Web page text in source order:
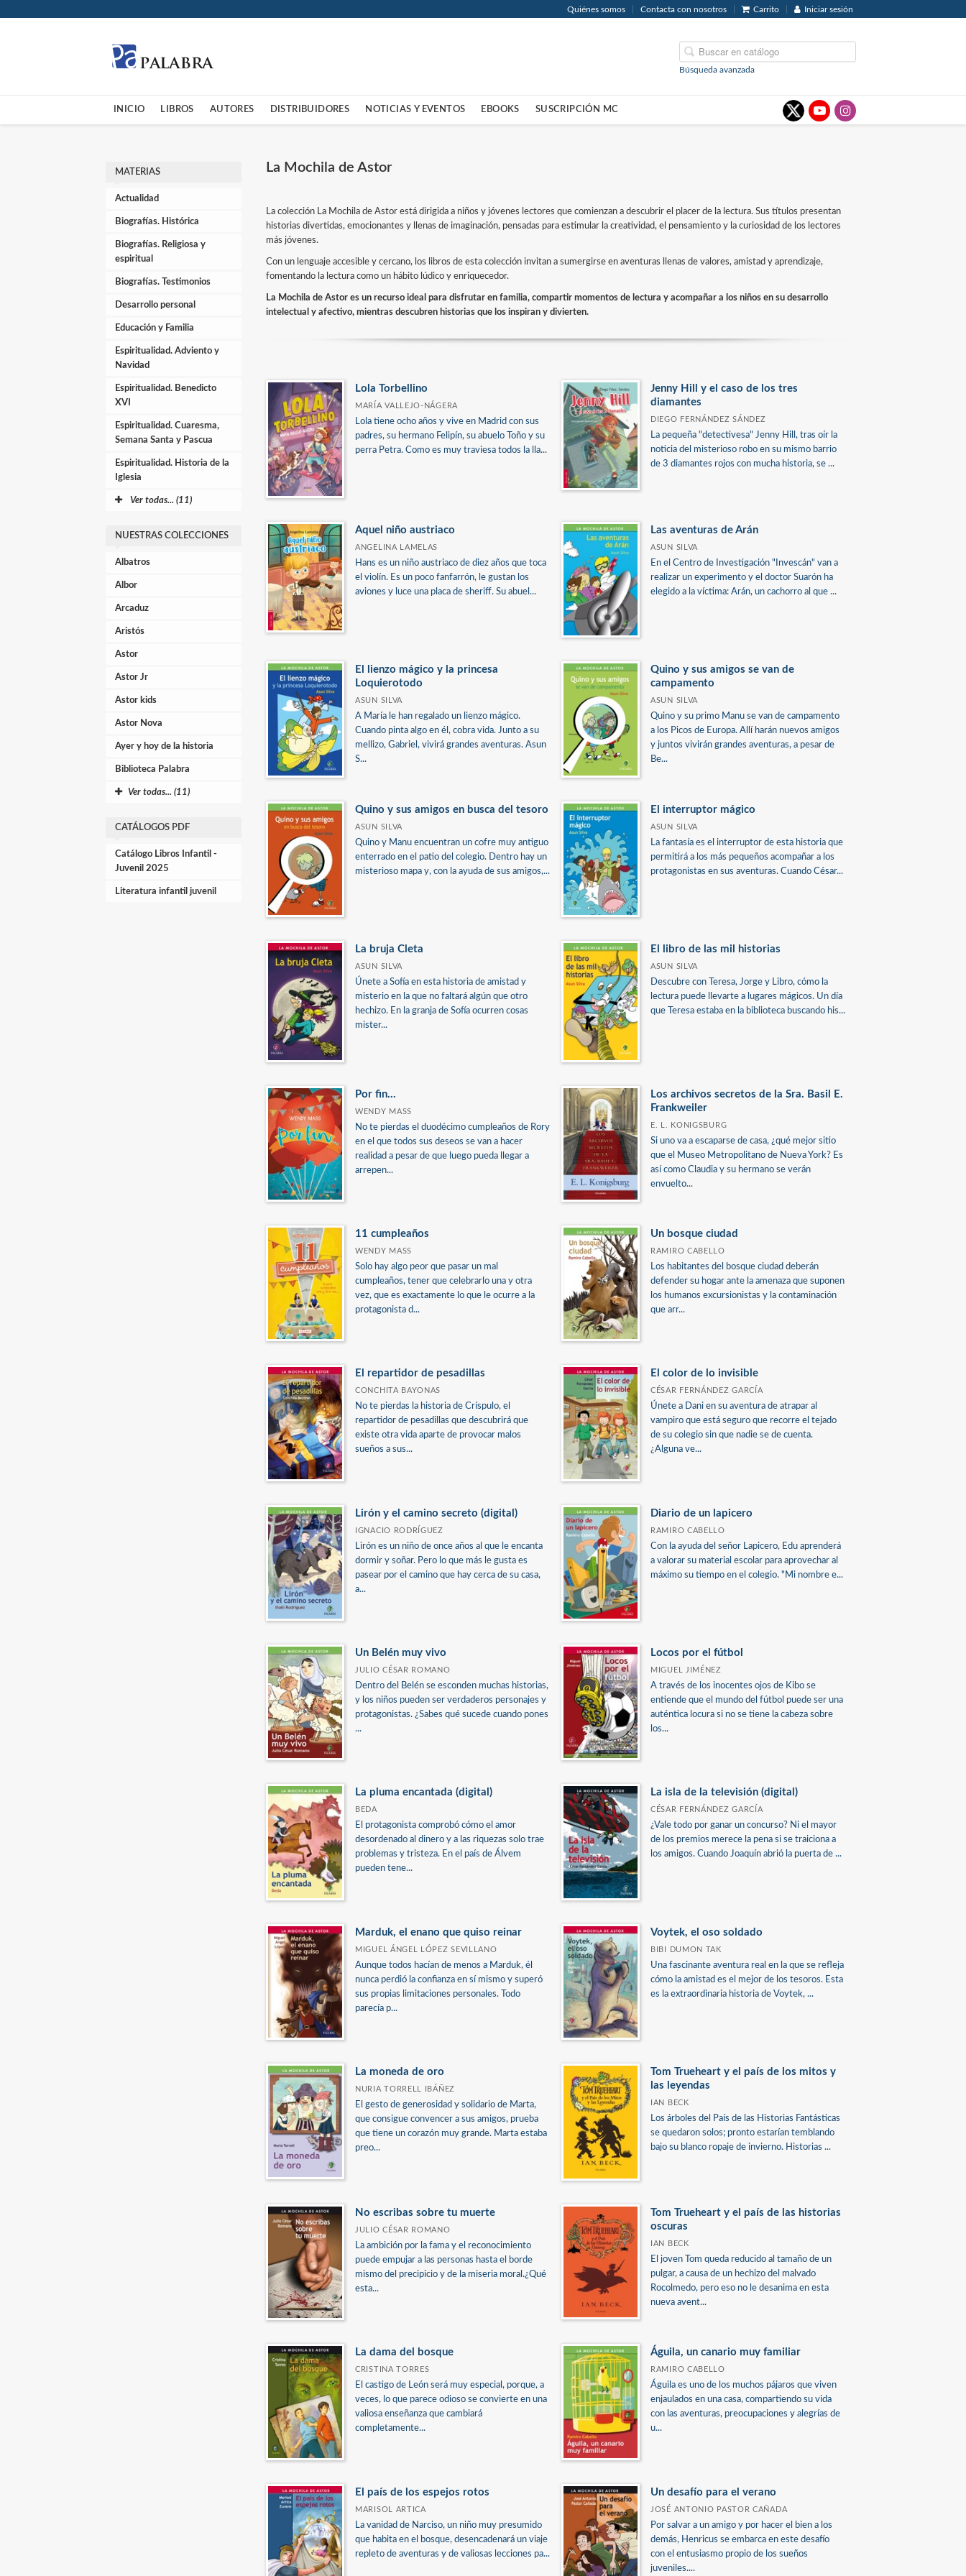
Quiénes somos Contacta con nosotros Carrito Iniciar sesión
Búsqueda avanzada
INICIO LIBROS AUTORES DISTRIBUIDORES NOTICIAS Y EVENTOS EBOOKS SUSCRIPCIÓN MC
MATERIAS
Actualidad
Biografías. Histórica
Biografías. Religiosa y
espiritual
Biografías. Testimonios
Desarrollo personal
Educación y Familia
Espiritualidad. Adviento y
Navidad
Espiritualidad. Benedicto
XVI
Espiritualidad. Cuaresma,
Semana Santa y Pascua
Espiritualidad. Historia de la
Iglesia
Ver todas... (11)
NUESTRAS COLECCIONES
Albatros
Albor
Arcaduz
Aristós
Astor
Astor Jr
Astor kids
Astor Nova
Ayer y hoy de la historia
Biblioteca Palabra
Ver todas... (11)
CATÁLOGOS PDF
Catálogo Libros Infantil -
Juvenil 2025
Literatura infantil juvenil
La Mochila de Astor
La colección La Mochila de Astor está dirigida a niños y jóvenes lectores que comienzan a descubrir el placer de la lectura. Sus títulos presentan
historias divertidas, emocionantes y llenas de imaginación, pensadas para estimular la creatividad, el pensamiento y la curiosidad de los lectores
más jóvenes.
Con un lenguaje accesible y cercano, los libros de esta colección invitan a sumergirse en aventuras llenas de valores, amistad y aprendizaje,
fomentando la lectura como un hábito lúdico y enriquecedor.
La Mochila de Astor es un recurso ideal para disfrutar en familia, compartir momentos de lectura y acompañar a los niños en su desarrollo
intelectual y afectivo, mientras descubren historias que los inspiran y divierten.
Lola Torbellino
MARÍA VALLEJO-NÁGERA
Lola tiene ocho años y vive en Madrid con sus
padres, su hermano Felipín, su abuelo Toño y su
perra Petra. Como es muy traviesa todos la lla...
Jenny Hill y el caso de los tres
diamantes
DIEGO FERNÁNDEZ SÁNDEZ
La pequeña "detectivesa" Jenny Hill, tras oír la
noticia del misterioso robo en su mismo barrio
de 3 diamantes rojos con mucha historia, se ...
Aquel niño austriaco
ANGELINA LAMELAS
Hans es un niño austriaco de diez años que toca
el violín. Es un poco fanfarrón, le gustan los
aviones y luce una placa de sheriff. Su abuel...
Las aventuras de Arán
ASUN SILVA
En el Centro de Investigación "Invescán" van a
realizar un experimento y el doctor Suarón ha
elegido a la víctima: Arán, un cachorro al que ...
El lienzo mágico y la princesa
Loquierotodo
ASUN SILVA
A María le han regalado un lienzo mágico.
Cuando pinta algo en él, cobra vida. Junto a su
mellizo, Gabriel, vivirá grandes aventuras. Asun
S...
Quino y sus amigos se van de
campamento
ASUN SILVA
Quino y su primo Manu se van de campamento
a los Picos de Europa. Allí harán nuevos amigos
y juntos vivirán grandes aventuras, a pesar de
Be...
Quino y sus amigos en busca del tesoro
ASUN SILVA
Quino y Manu encuentran un cofre muy antiguo
enterrado en el patio del colegio. Dentro hay un
misterioso mapa y, con la ayuda de sus amigos,...
El interruptor mágico
ASUN SILVA
La fantasía es el interruptor de esta historia que
permitirá a los más pequeños acompañar a los
protagonistas en sus aventuras. Cuando César...
La bruja Cleta
ASUN SILVA
Únete a Sofía en esta historia de amistad y
misterio en la que no faltará algún que otro
hechizo. En la granja de Sofía ocurren cosas
mister...
El libro de las mil historias
ASUN SILVA
Descubre con Teresa, Jorge y Libro, cómo la
lectura puede llevarte a lugares mágicos. Un día
que Teresa estaba en la biblioteca buscando his...
Por fin...
WENDY MASS
No te pierdas el duodécimo cumpleaños de Rory
en el que todos sus deseos se van a hacer
realidad a pesar de que luego pueda llegar a
arrepen...
Los archivos secretos de la Sra. Basil E.
Frankweiler
E. L. KONIGSBURG
Si uno va a escaparse de casa, ¿qué mejor sitio
que el Museo Metropolitano de Nueva York? Es
así como Claudia y su hermano se verán
envuelto...
11 cumpleaños
WENDY MASS
Solo hay algo peor que pasar un mal
cumpleaños, tener que celebrarlo una y otra
vez, que es exactamente lo que le ocurre a la
protagonista d...
Un bosque ciudad
RAMIRO CABELLO
Los habitantes del bosque ciudad deberán
defender su hogar ante la amenaza que suponen
los humanos excursionistas y la contaminación
que arr...
El repartidor de pesadillas
CONCHITA BAYONAS
No te pierdas la historia de Críspulo, el
repartidor de pesadillas que descubrirá que
existe otra vida aparte de provocar malos
sueños a sus...
El color de lo invisible
CÉSAR FERNÁNDEZ GARCÍA
Únete a Dani en su aventura de atrapar al
vampiro que está seguro que recorre el tejado
de su colegio sin que nadie se de cuenta.
¿Alguna ve...
Lirón y el camino secreto (digital)
IGNACIO RODRÍGUEZ
Lirón es un niño de once años al que le encanta
dormir y soñar. Pero lo que más le gusta es
pasear por el camino que hay cerca de su casa,
a...
Diario de un lapicero
RAMIRO CABELLO
Con la ayuda del señor Lapicero, Edu aprenderá
a valorar su material escolar para aprovechar al
máximo su tiempo en el colegio. "Mi nombre e...
Un Belén muy vivo
JULIO CÉSAR ROMANO
Dentro del Belén se esconden muchas historias,
y los niños pueden ser verdaderos personajes y
protagonistas. ¿Sabes qué sucede cuando pones
...
Locos por el fútbol
MIGUEL JIMÉNEZ
A través de los inocentes ojos de Kibo se
entiende que el mundo del fútbol puede ser una
auténtica locura si no se tiene la cabeza sobre
los...
La pluma encantada (digital)
BEDA
El protagonista comprobó cómo el amor
desordenado al dinero y a las riquezas solo trae
problemas y tristeza. En el país de Álvem
pueden tene...
La isla de la televisión (digital)
CÉSAR FERNÁNDEZ GARCÍA
¿Vale todo por ganar un concurso? Ni el mayor
de los premios merece la pena si se traiciona a
los amigos. Cuando Joaquín abrió la puerta de ...
Marduk, el enano que quiso reinar
MIGUEL ÁNGEL LÓPEZ SEVILLANO
Aunque todos hacían de menos a Marduk, él
nunca perdió la confianza en sí mismo y superó
sus propias limitaciones personales. Todo
parecía p...
Voytek, el oso soldado
BIBI DUMON TAK
Una fascinante aventura real en la que se refleja
cómo la amistad es el mejor de los tesoros. Esta
es la extraordinaria historia de Voytek, ...
La moneda de oro
NURIA TORRELL IBÁÑEZ
El gesto de generosidad y solidario de Marta,
que consigue convencer a sus amigos, prueba
que tiene un corazón muy grande. Marta estaba
preo...
Tom Trueheart y el país de los mitos y
las leyendas
IAN BECK
Los árboles del País de las Historias Fantásticas
se quedaron solos; pronto estarían temblando
bajo su blanco ropaje de invierno. Historias ...
No escribas sobre tu muerte
JULIO CÉSAR ROMANO
La ambición por la fama y el reconocimiento
puede empujar a las personas hasta el borde
mismo del precipicio y de la miseria moral.¿Qué
esta...
Tom Trueheart y el país de las historias
oscuras
IAN BECK
El joven Tom queda reducido al tamaño de un
pulgar, a causa de un hechizo del malvado
Rocolmedo, pero eso no le desanima en esta
nueva avent...
La dama del bosque
CRISTINA TORRES
El castigo de León será muy especial, porque, a
veces, lo que parece odioso se convierte en una
valiosa enseñanza que cambiará
completamente...
Águila, un canario muy familiar
RAMIRO CABELLO
Águila es uno de los muchos pájaros que viven
enjaulados en una casa, compartiendo su vida
con las aventuras, preocupaciones y alegrías de
u...
El país de los espejos rotos
MARISOL ARTICA
La vanidad de Narciso, un niño muy presumido
que habita en el bosque, desencadenará un viaje
repleto de aventuras y de valiosas lecciones pa...
Un desafío para el verano
JOSÉ ANTONIO PASTOR CAÑADA
Por salvar a un amigo y por hacer el bien a los
demás, Henricus se embarca en este desafío
con el entusiasmo propio de los sueños
juveniles....